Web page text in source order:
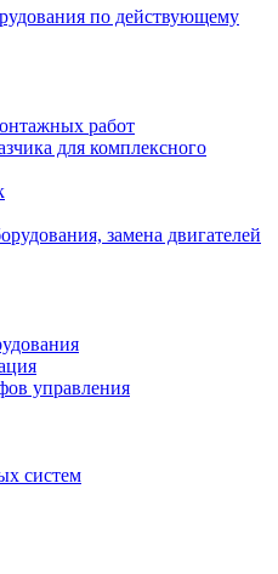
по действующему
работ
для комплексного
замена двигателей
управления
систем